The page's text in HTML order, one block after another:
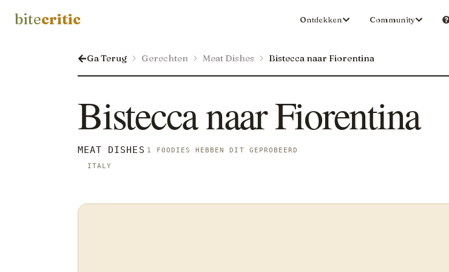
bitecritic Ontdekken Community
Ga Terug Gerechten Meat Dishes Bistecca naar Fiorentina
Bistecca naar Fiorentina
MEAT DISHES 1 FOODIES HEBBEN DIT GEPROBEERD
ITALY